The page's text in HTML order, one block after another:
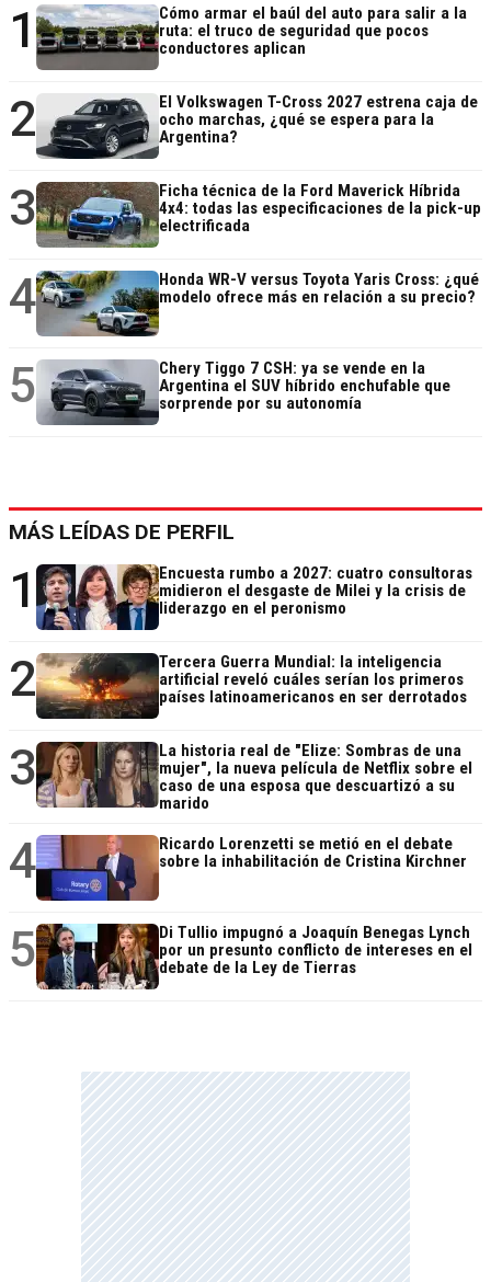
1
Cómo armar el baúl del auto para salir a la
ruta: el truco de seguridad que pocos
conductores aplican
2
El Volkswagen T-Cross 2027 estrena caja de
ocho marchas, ¿qué se espera para la
Argentina?
3
Ficha técnica de la Ford Maverick Híbrida
4x4: todas las especificaciones de la pick-up
electrificada
4
Honda WR-V versus Toyota Yaris Cross: ¿qué
modelo ofrece más en relación a su precio?
5
Chery Tiggo 7 CSH: ya se vende en la
Argentina el SUV híbrido enchufable que
sorprende por su autonomía
MÁS LEÍDAS DE PERFIL
1
Encuesta rumbo a 2027: cuatro consultoras
midieron el desgaste de Milei y la crisis de
liderazgo en el peronismo
2
Tercera Guerra Mundial: la inteligencia
artificial reveló cuáles serían los primeros
países latinoamericanos en ser derrotados
3
La historia real de "Elize: Sombras de una
mujer", la nueva película de Netflix sobre el
caso de una esposa que descuartizó a su
marido
4
Ricardo Lorenzetti se metió en el debate
sobre la inhabilitación de Cristina Kirchner
5
Di Tullio impugnó a Joaquín Benegas Lynch
por un presunto conflicto de intereses en el
debate de la Ley de Tierras